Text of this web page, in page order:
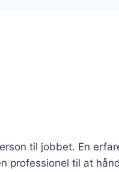
til jobbet. En
professionel til at